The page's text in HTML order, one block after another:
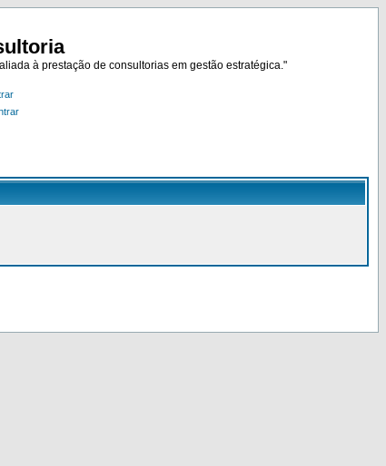
à prestação de consultorias em gestão estratégica."